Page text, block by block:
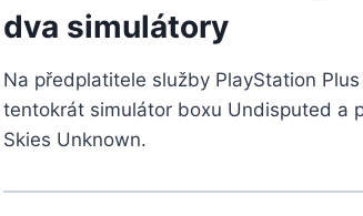
dva simulátory
Na předplatitele služby PlayStation
tentokrát simulátor boxu Undisputed a
Skies Unknown.